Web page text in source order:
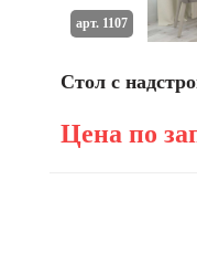
Стол с
Цена по
арт. 1107